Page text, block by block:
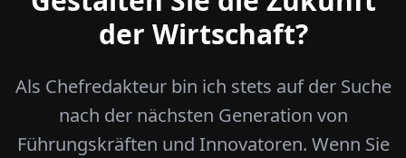
der Wirtschaft?
Als Chefredakteur bin ich stets auf der Suche
nach der nächsten Generation von
Führungskräften und Innovatoren. Wenn Sie